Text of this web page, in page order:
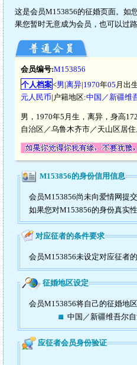
这是会员M153856的征婚页面。如
果您暂时无意成为会员，也可以过
会员编号:M153856
个人档案<男|离异|1970年05 月出
元人民币|户籍地区:中国／新疆维
男，1970年5月生，离异，身高
自治区／乌鲁木齐市／天山区居
M153856的身份信用信息
会员M153856尚未向爱情网提
如果您对M153856的身份真实
对应征者的条件要求
会员M153856未设定对应征者的
征婚地区设定
会员M153856将自己的征婚地
中国／新疆维吾尔
应征者会员身份验证